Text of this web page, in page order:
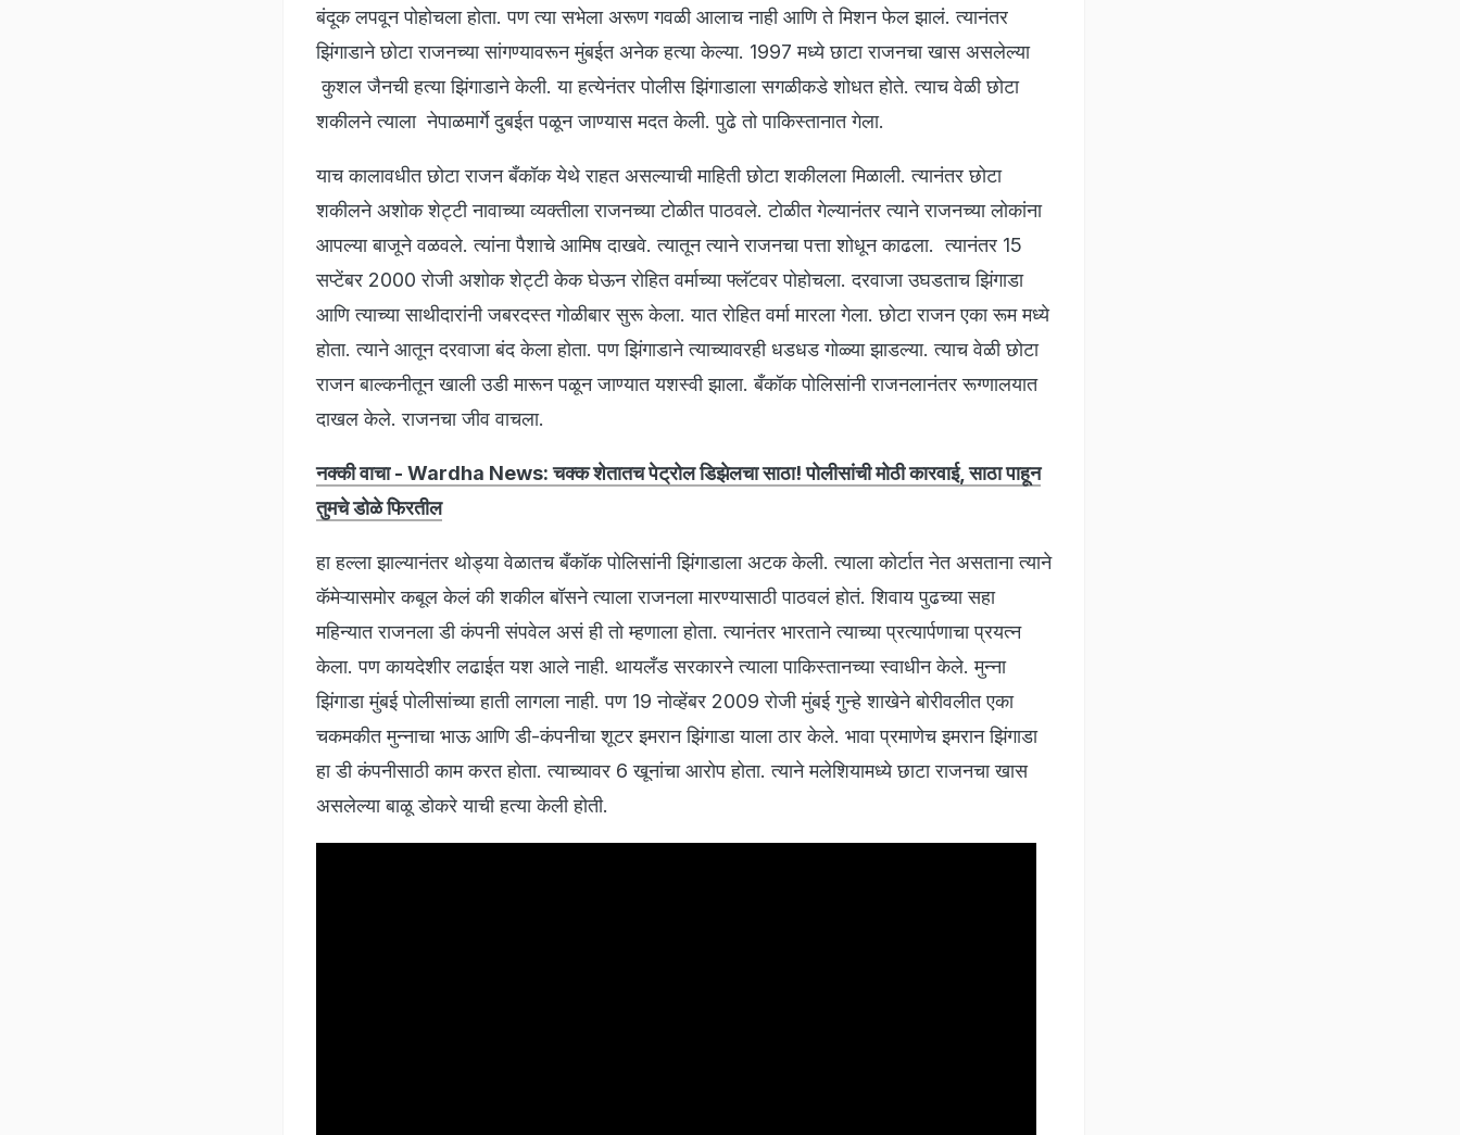
बंदूक लपवून पोहोचला होता. पण त्या सभेला अरूण गवळी आलाच नाही आणि ते मिशन फेल झालं. त्यानंतर
झिंगाडाने छोटा राजनच्या सांगण्यावरून मुंबईत अनेक हत्या केल्या. 1997 मध्ये छाटा राजनचा खास असलेल्या
कुशल जैनची हत्या झिंगाडाने केली. या हत्येनंतर पोलीस झिंगाडाला सगळीकडे शोधत होते. त्याच वेळी छोटा
शकीलने त्याला नेपाळमार्गे दुबईत पळून जाण्यास मदत केली. पुढे तो पाकिस्तानात गेला.
​याच कालावधीत छोटा राजन बँकॉक येथे राहत असल्याची माहिती छोटा शकीलला मिळाली. त्यानंतर छोटा
शकीलने अशोक शेट्टी नावाच्या व्यक्तीला राजनच्या टोळीत पाठवले. टोळीत गेल्यानंतर त्याने राजनच्या लोकांना
आपल्या बाजूने वळवले. त्यांना पैशाचे आमिष दाखवे. त्यातून त्याने राजनचा पत्ता शोधून काढला. त्यानंतर 15
सप्टेंबर 2000 रोजी अशोक शेट्टी केक घेऊन रोहित वर्माच्या फ्लॅटवर पोहोचला. दरवाजा उघडताच झिंगाडा
आणि त्याच्या साथीदारांनी जबरदस्त गोळीबार सुरू केला. यात रोहित वर्मा मारला गेला. छोटा राजन एका रूम मध्ये
होता. त्याने आतून दरवाजा बंद केला होता. पण झिंगाडाने त्याच्यावरही धडधड गोळ्या झाडल्या. त्याच वेळी छोटा
राजन बाल्कनीतून खाली उडी मारून पळून जाण्यात यशस्वी झाला. बँकॉक पोलिसांनी राजनलानंतर रूग्णालयात
दाखल केले. राजनचा जीव वाचला.
नक्की वाचा - Wardha News: चक्क शेतातच पेट्रोल डिझेलचा साठा! पोलीसांची मोठी कारवाई, साठा पाहून
तुमचे डोळे फिरतील
हा हल्ला झाल्यानंतर थोड्या वेळातच बँकॉक पोलिसांनी झिंगाडाला अटक केली. त्याला कोर्टात नेत असताना त्याने
कॅमेऱ्यासमोर कबूल केलं की शकील बॉसने त्याला राजनला मारण्यासाठी पाठवलं होतं. शिवाय पुढच्या सहा
महिन्यात राजनला डी कंपनी संपवेल असं ही तो म्हणाला होता. त्यानंतर भारताने त्याच्या प्रत्यार्पणाचा प्रयत्न
केला. पण कायदेशीर लढाईत यश आले नाही. थायलँड सरकारने त्याला पाकिस्तानच्या स्वाधीन केले. मुन्ना
झिंगाडा मुंबई पोलीसांच्या हाती लागला नाही. पण 19 नोव्हेंबर 2009 रोजी मुंबई गुन्हे शाखेने बोरीवलीत एका
चकमकीत मुन्नाचा भाऊ आणि डी-कंपनीचा शूटर इमरान झिंगाडा याला ठार केले. भावा प्रमाणेच इमरान झिंगाडा
हा डी कंपनीसाठी काम करत होता. त्याच्यावर 6 खूनांचा आरोप होता. त्याने मलेशियामध्ये छाटा राजनचा खास
असलेल्या बाळू डोकरे याची हत्या केली होती.